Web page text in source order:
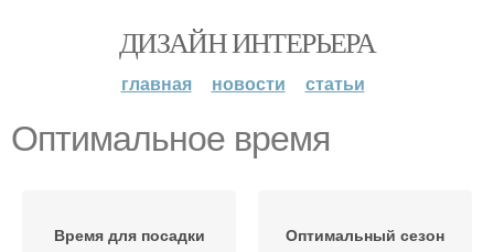
ДИЗАЙН ИНТЕРЬЕРА
главная новости статьи
Оптимальное время
Время для посадки Оптимальный сезон